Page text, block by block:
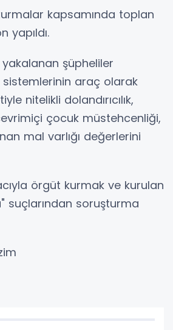
kapsamında toplan
yapıldı.
şüpheliler
sistemlerinin araç olarak
nitelikli dolandırıcılık,
çocuk müstehcenliği,
mal varlığı değerlerini
örgüt kurmak ve kurulan
suçlarından soruşturma